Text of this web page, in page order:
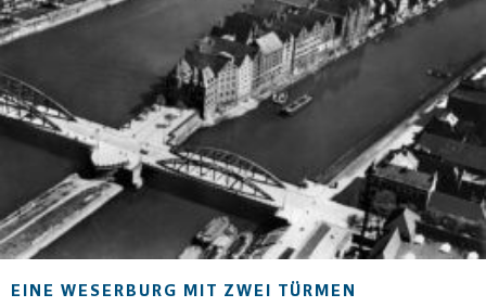
EINE WESERBURG MIT ZWEI TÜRMEN